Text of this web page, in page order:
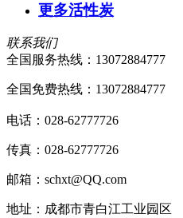
更多活性炭
联系我们
全国服务热线： 13072884777
全国免费热线：13072884777
电话：028-62777726
传真：028-62777726
邮箱：schxt@QQ.com
地址：成都市青白江工业园区